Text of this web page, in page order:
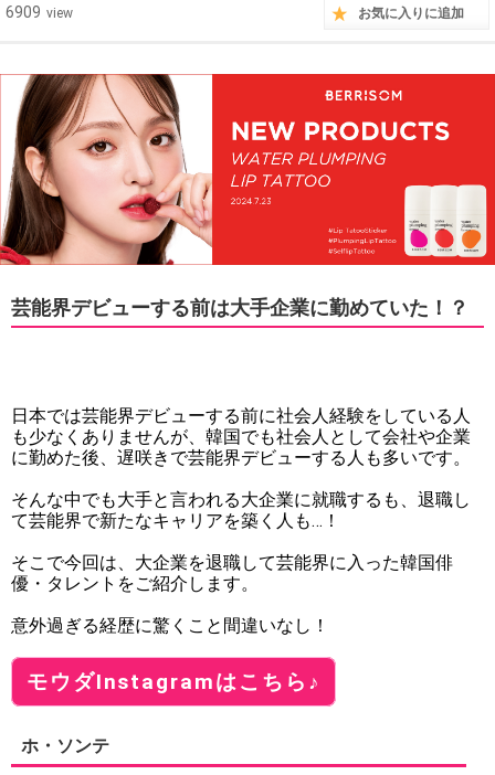
6909 view お気に入りに追加
芸能界デビューする前は大手企業に勤めていた！？
日本では芸能界デビューする前に社会人経験をしている人
も少なくありませんが、韓国でも社会人として会社や企業
に勤めた後、遅咲きで芸能界デビューする人も多いです。
そんな中でも大手と言われる大企業に就職するも、退職し
て芸能界で新たなキャリアを築く人も…！
そこで今回は、大企業を退職して芸能界に入った韓国俳
優・タレントをご紹介します。
意外過ぎる経歴に驚くこと間違いなし！
モウダInstagramはこちら♪
ホ・ソンテ